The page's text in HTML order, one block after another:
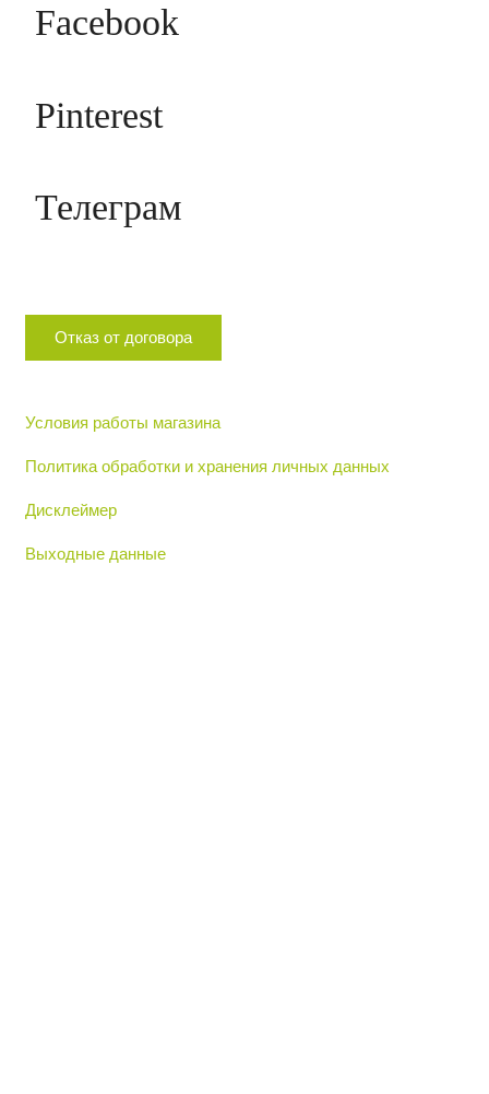
Facebook
Pinterest
Телеграм
Отказ от договора
Условия работы магазина
Политика обработки и хранения личных данных
Дисклеймер
Выходные данные